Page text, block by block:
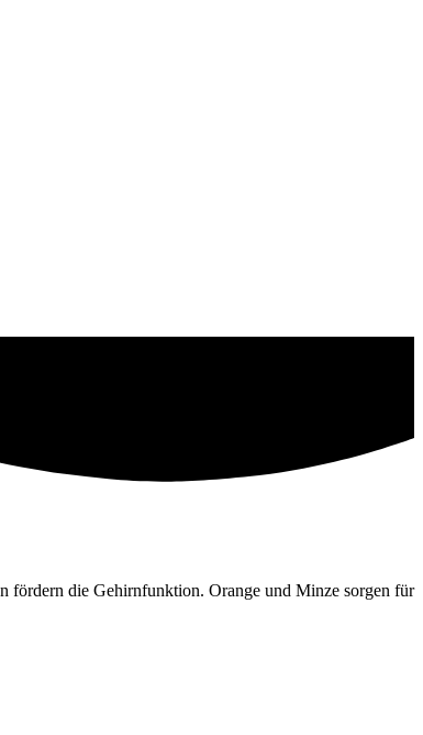
fördern die Gehirnfunktion. Orange und Minze sorgen für